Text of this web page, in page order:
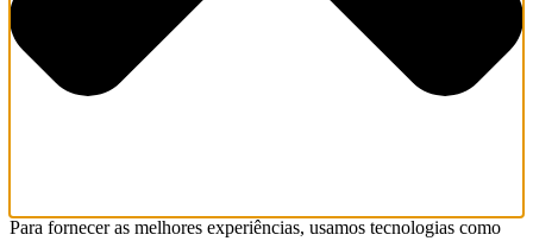
Para fornecer as melhores experiências, usamos tecnologias como